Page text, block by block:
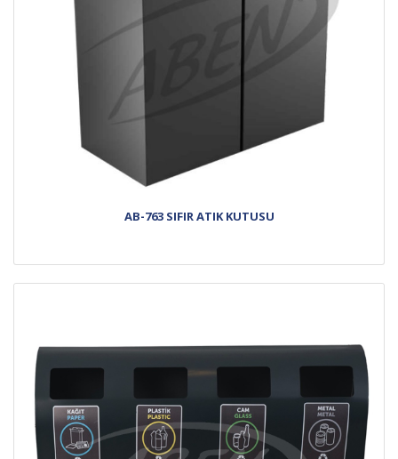
AB-763 SIFIR ATIK KUTUSU